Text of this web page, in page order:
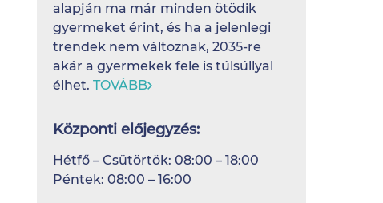
alapján ma már minden ötödik
gyermeket érint, és ha a jelenlegi
trendek nem változnak, 2035-re
akár a gyermekek fele is túlsúllyal
élhet. TOVÁBB
Központi előjegyzés:
Hétfő – Csütörtök: 08:00 – 18:00
Péntek: 08:00 – 16:00